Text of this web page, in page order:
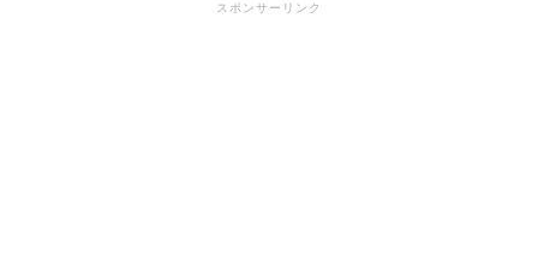
スポンサーリンク